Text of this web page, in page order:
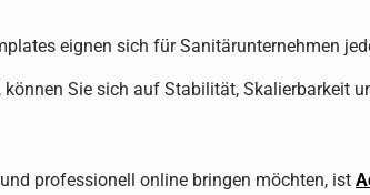
eignen sich für Sanitärunternehmen
können Sie sich auf Stabilität, Skalierbarkeit
professionell online bringen möchten, ist